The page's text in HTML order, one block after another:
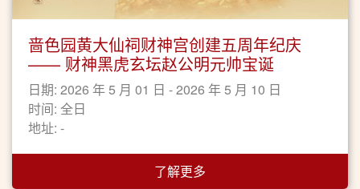
啬色园黄大仙祠财神宫创建五周年纪庆
—— 财神黑虎玄坛赵公明元帅宝诞
日期: 2026 年 5 月 01 日 - 2026 年 5 月 10 日
时间: 全日
地址: -
了解更多